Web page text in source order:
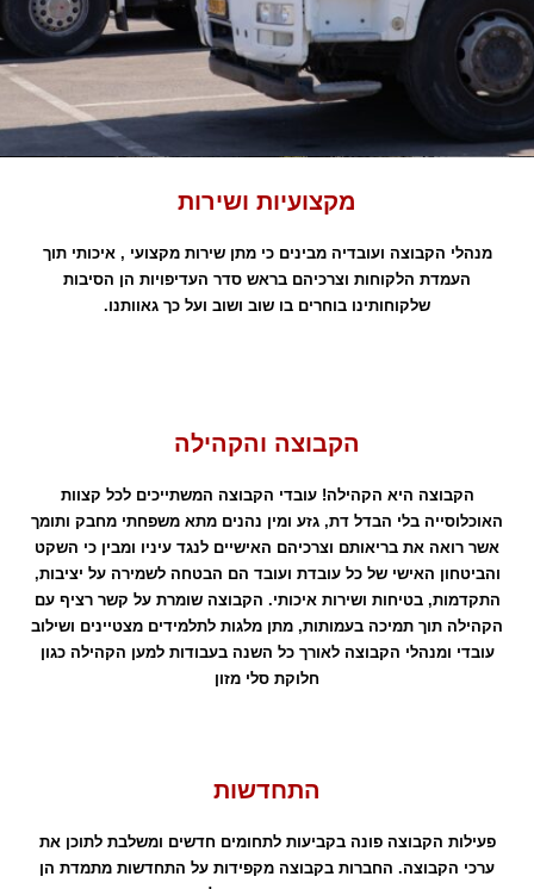
מקצועיות ושירות
מנהלי הקבוצה ועובדיה מבינים כי מתן שירות מקצועי , איכותי תוך
העמדת הלקוחות וצרכיהם בראש סדר העדיפויות הן הסיבות
שלקוחותינו בוחרים בו שוב ושוב ועל כך גאוותנו.
הקבוצה והקהילה
הקבוצה היא הקהילה! עובדי הקבוצה המשתייכים לכל קצוות
האוכלוסייה בלי הבדל דת, גזע ומין נהנים מתא משפחתי מחבק ותומך
אשר רואה את בריאותם וצרכיהם האישיים לנגד עיניו ומבין כי השקט
והביטחון האישי של כל עובדת ועובד הם הבטחה לשמירה על יציבות,
התקדמות, בטיחות ושירות איכותי. הקבוצה שומרת על קשר רציף עם
הקהילה תוך תמיכה בעמותות, מתן מלגות לתלמידים מצטיינים ושילוב
עובדי ומנהלי הקבוצה לאורך כל השנה בעבודות למען הקהילה כגון
חלוקת סלי מזון
התחדשות
פעילות הקבוצה פונה בקביעות לתחומים חדשים ומשלבת לתוכן את
ערכי הקבוצה. החברות בקבוצה מקפידות על התחדשות מתמדת הן